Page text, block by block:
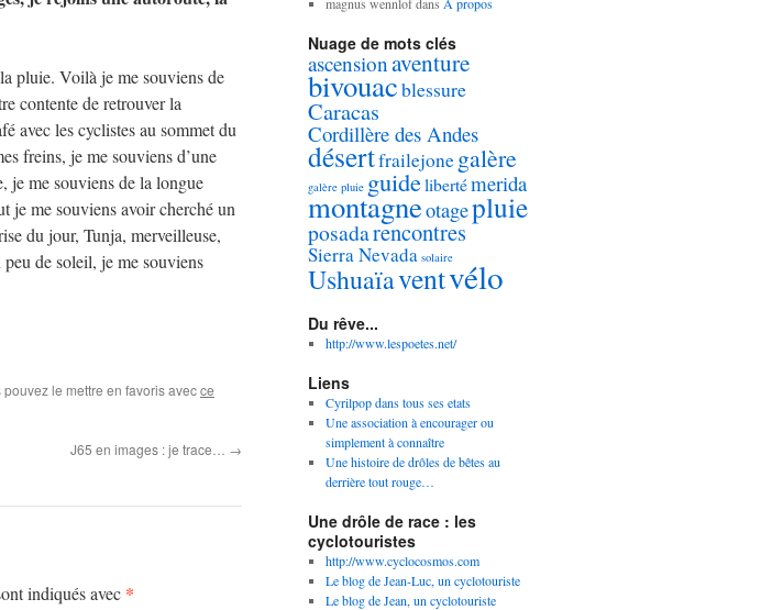
pluie. Voilà je me souviens de
contente de retrouver la
avec les cyclistes au sommet du
freins, je me souviens d’une
je me souviens de la longue
je me souviens avoir cherché un
du jour, Tunja, merveilleuse,
de soleil, je me souviens
pouvez le mettre en favoris avecce
J65 en images : je trace… →
indiqués avec *
Nuage de mots clés
ascensionaventure
bivouacblessure
Caracas
Cordillère des Andes
désertfrailejonegalère
galère pluie guidelibertémerida
montagneotagepluie
posadarencontres
Sierra Nevada solaire
Ushuaïaventvélo
Du rêve...
http://www.lespoetes.net/
Liens
Cyrilpop dans tous ses etats
Une association à encourager ou
simplement à connaître
Une histoire de drôles de bêtes au
derrière tout rouge…
Une drôle de race : les
cyclotouristes
http://www.cyclocosmos.com
Le blog de Jean-Luc, un cyclotouriste
Le blog de Jean, un cyclotouriste